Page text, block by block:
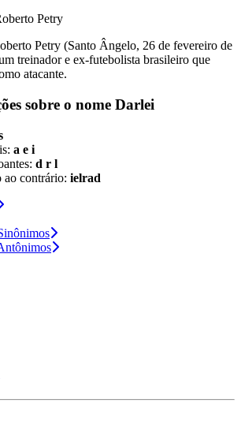
Petry
Petry (Santo Ângelo, 26 de fevereiro de
treinador e ex-futebolista brasileiro que
atacante.
sobre o nome Darlei
a e i
d r l
ao contrário: ielrad